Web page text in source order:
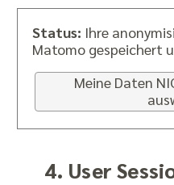
Status: Ihre
Matomo gespeichert
Meine Daten
4. User